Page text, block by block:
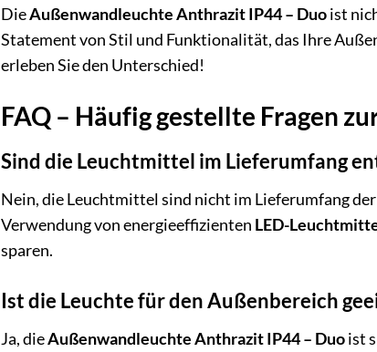
DieAußenwandleuchte Anthrazit IP44 – Duoist
Statement von Stil und Funktionalität, das Ihre
erleben Sie den Unterschied!
FAQ – Häufig gestellte Fragen
Sind die Leuchtmittel im Lieferumfang
Nein, die Leuchtmittel sind nicht im Lieferumfang der
Verwendung von energieeffizienten LED-
sparen.
Ist die Leuchte für den Außenbereich
Ja, dieAußenwandleuchte Anthrazit IP44 – Duoist